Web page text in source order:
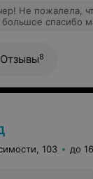
Не пожалела,
спасибо
к Вам)
Отзывы8
103 до